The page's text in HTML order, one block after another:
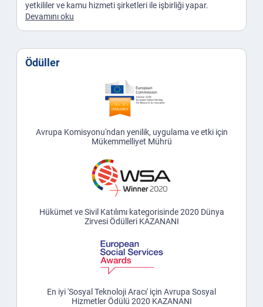
yetkililer ve kamu hizmeti şirketleri ile işbirliği yapar.
Devamını oku
Ödüller
Avrupa Komisyonu'ndan yenilik, uygulama ve etki için
Mükemmelliyet Mührü
Hükümet ve Sivil Katılımı kategorisinde 2020 Dünya
Zirvesi Ödülleri KAZANANI
En iyi 'Sosyal Teknoloji Aracı' için Avrupa Sosyal
Hizmetler Ödülü 2020 KAZANANI